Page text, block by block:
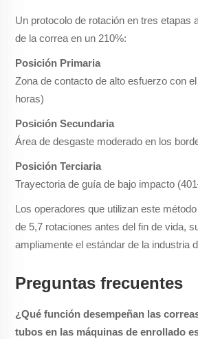
Un protocolo de rotación en tres etapas
de la correa en un 210%:
Posición Primaria
Zona de contacto de alto esfuerzo con
horas)
Posición Secundaria
Área de desgaste moderado en los
Posición Terciaria
Trayectoria de guía de bajo impacto
Los operadores que utilizan este
de 5,7 rotaciones antes del fin de vida,
ampliamente el estándar de la industria
Preguntas frecuentes
¿Qué función desempeñan las
tubos en las máquinas de enrollado